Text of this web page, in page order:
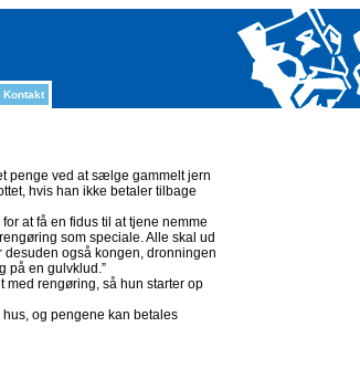
Kontakt
penge ved at sælge gammelt jern
hvis han ikke betaler tilbage
at få en fidus til at tjene nemme
som speciale. Alle skal ud
også kongen, dronningen
på en gulvklud.”
med rengøring, så hun starter op
og pengene kan betales